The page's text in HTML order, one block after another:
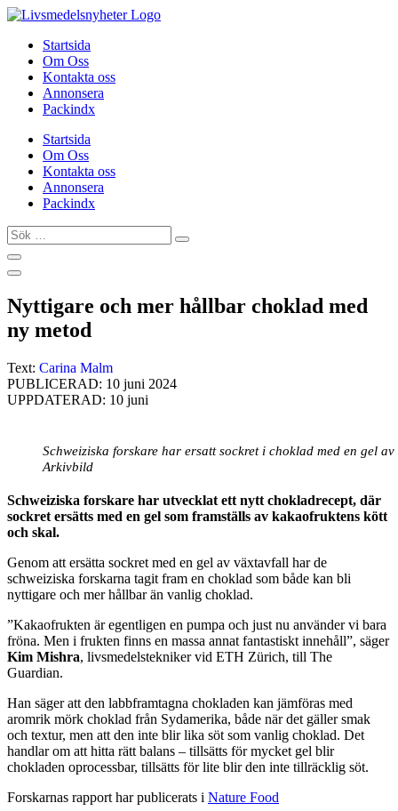
Hoppa
innehållStartsida
Om Oss
Kontakta oss
Annonsera
Packindx
Startsida
Om Oss
Kontakta oss
Annonsera
Packindx
Sök
…
Nyttigare och mer hållbar choklad med
ny metod
Text: Carina Malm
PUBLICERAD: 10 juni 2024
UPPDATERAD: 10 juni
Schweiziska forskare har ersatt sockret i choklad med en gel
Arkivbild
Schweiziska forskare har utvecklat ett nytt chokladrecept, där
sockret ersätts med en gel som framställs av kakaofruktens kött
och skal.
Genom att ersätta sockret med en gel av växtavfall har de
schweiziska forskarna tagit fram en choklad som både kan bli
nyttigare och mer hållbar än vanlig choklad.
”Kakaofrukten är egentligen en pumpa och just nu använder vi bara
fröna. Men i frukten finns en massa annat fantastiskt innehåll”, säger
Kim Mishra, livsmedelstekniker vid ETH Zürich, till The
Guardian.
Han säger att den labbframtagna chokladen kan jämföras med
aromrik mörk choklad från Sydamerika, både när det gäller smak
och textur, men att den inte blir lika söt som vanlig choklad. Det
handlar om att hitta rätt balans – tillsätts för mycket gel blir
chokladen oprocessbar, tillsätts för lite blir den inte tillräcklig söt.
Forskarnas rapport har publicerats i Nature Food